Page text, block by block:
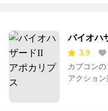
バイオハ
3.9
カプコン
アクショ